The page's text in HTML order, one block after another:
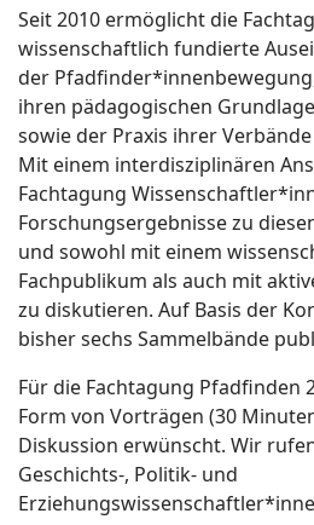
Seit 2010 ermöglicht die
wissenschaftlich fundierte
der
ihren pädagogischen
sowie der Praxis ihrer
Mit einem interdisziplinären
Fachtagung
Forschungsergebnisse zu
und sowohl mit einem
Fachpublikum als auch mit
zu diskutieren. Auf Basis der
bisher sechs Sammelbände
Für die Fachtagung Pfadfinden
Form von Vorträgen (30
Diskussion erwünscht. Wir
Geschichts-, Politik- und